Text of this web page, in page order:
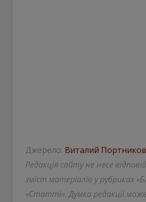
Джерело: Виталий
Редакція сайту не несе
зміст матеріалів у рубриках
«Статті». Думка редакції